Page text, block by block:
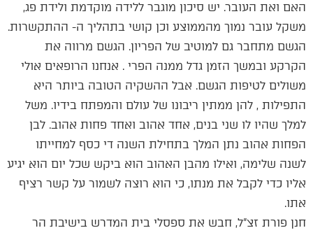
האם ואת העובר. יש סיכון מוגבר ללידה מוקדמת ולידת פג,
משקל עובר נמוך מהממוצע וכן קושי בתהליך ה- ההתקשרות.
הגשם מתחבר גם למוטיב של הפריון. הגשם מרווה את
הקרקע ובמשך הזמן גדל ממנה הפרי . אנחנו הרופאים אולי
משולים לטיפות הגשם. אבל ההשקיה הטובה ביותר היא
התפילות , להן ממתין ריבונו של עולם והמפתח בידיו. משל
למלך שהיו לו שני בנים, אחד אהוב ואחד פחות אהוב. לבן
הפחות אהוב נתן המלך בתחילת השנה די כסף למחייתו
לשנה שלימה, ואילו מהבן האהוב הוא ביקש שכל יום הוא יגיע
אליו כדי לקבל את מנתו, כי הוא רוצה לשמור על קשר רציף
אתו.
חנן פורת זצ"ל, חבש את ספסלי בית המדרש בישיבת הר